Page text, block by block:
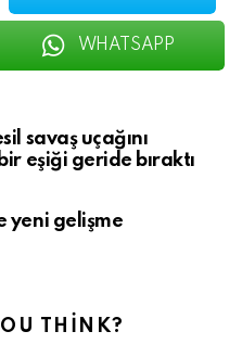
WHATSAPP
savaş uçağını
eşiği geride bıraktı
yeni gelişme
THINK?